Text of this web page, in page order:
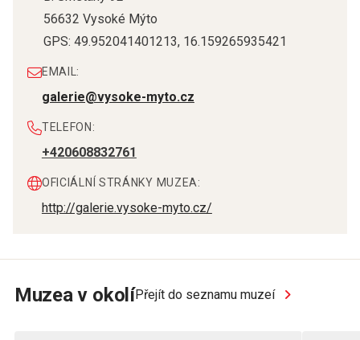
56632 Vysoké Mýto
GPS: 49.952041401213, 16.159265935421
EMAIL:
galerie@vysoke-myto.cz
TELEFON:
+420608832761
OFICIÁLNÍ STRÁNKY MUZEA:
http://galerie.vysoke-myto.cz/
Muzea v okolíPřejít do seznamu muzeí